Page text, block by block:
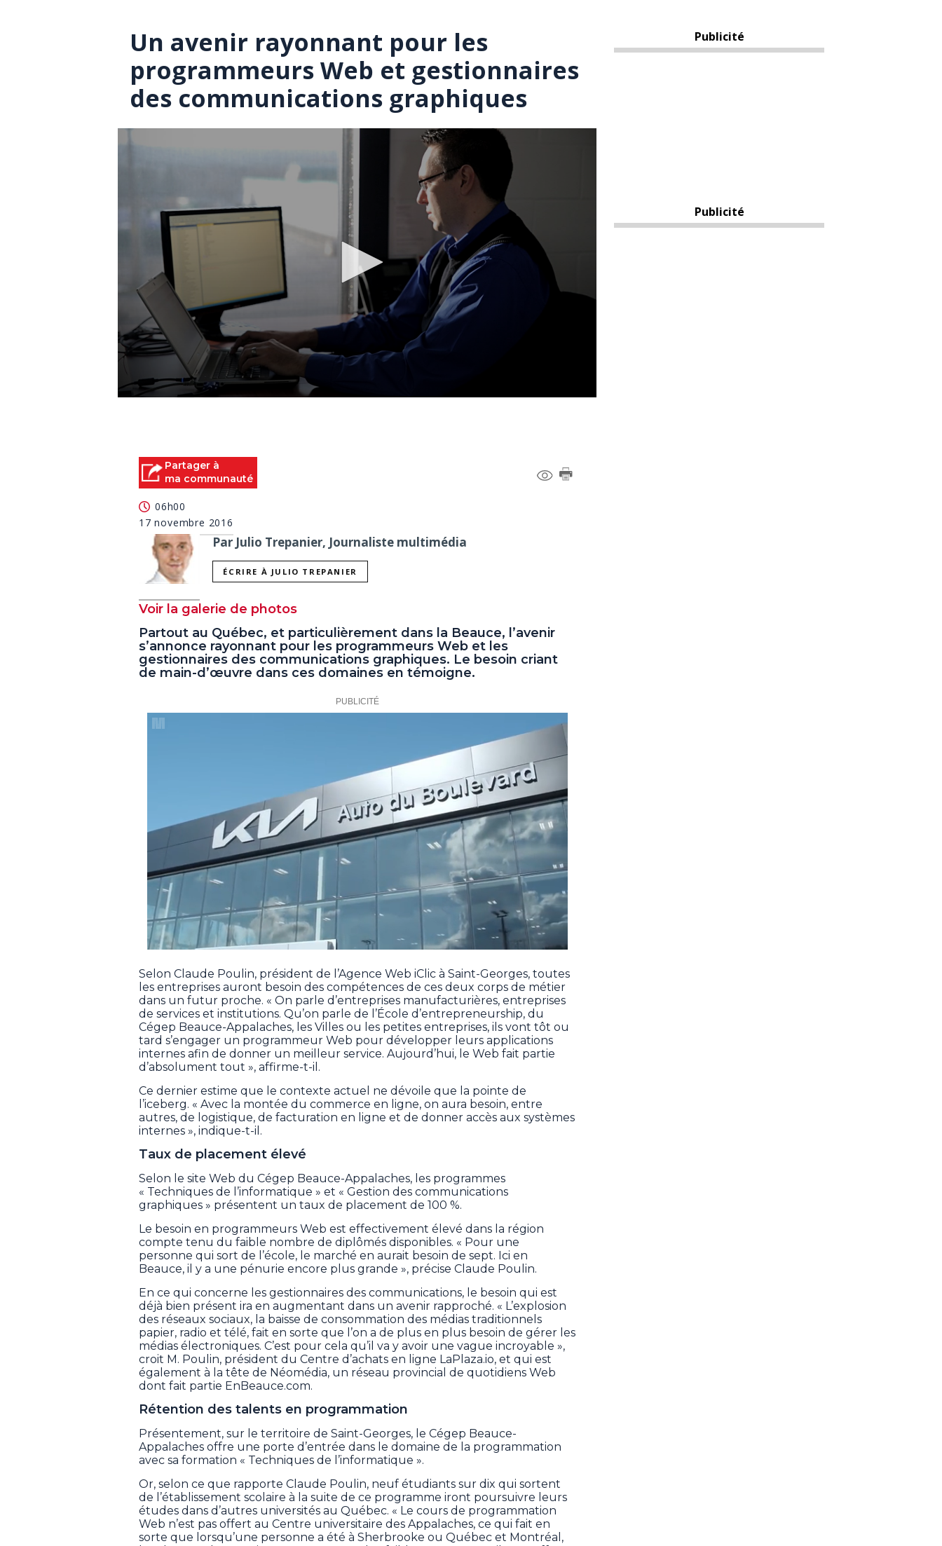
Un avenir rayonnant pour les
programmeurs Web et gestionnaires
des communications graphiques
secondsVolume
Partager à
ma communauté
06h00
17 novembre 2016
Par Julio Trepanier, Journaliste multimédia
ÉCRIRE À JULIO TREPANIER
Voir la galerie de photos
Partout au Québec, et particulièrement dans la Beauce, l’avenir
s’annonce rayonnant pour les programmeurs Web et les
gestionnaires des communications graphiques. Le besoin criant
de main-d’œuvre dans ces domaines en témoigne.
Selon Claude Poulin, président de l’Agence Web iClic à Saint-Georges, toutes
les entreprises auront besoin des compétences de ces deux corps de métier
dans un futur proche. « On parle d’entreprises manufacturières, entreprises
de services et institutions. Qu’on parle de l’École d’entrepreneurship, du
Cégep Beauce-Appalaches, les Villes ou les petites entreprises, ils vont tôt ou
tard s’engager un programmeur Web pour développer leurs applications
internes afin de donner un meilleur service. Aujourd’hui, le Web fait partie
d’absolument tout », affirme-t-il.
Ce dernier estime que le contexte actuel ne dévoile que la pointe de
l’iceberg. « Avec la montée du commerce en ligne, on aura besoin, entre
autres, de logistique, de facturation en ligne et de donner accès aux systèmes
internes », indique-t-il.
Taux de placement élevé
Selon le site Web du Cégep Beauce-Appalaches, les programmes
« Techniques de l’informatique » et « Gestion des communications
graphiques » présentent un taux de placement de 100 %.
Le besoin en programmeurs Web est effectivement élevé dans la région
compte tenu du faible nombre de diplômés disponibles. « Pour une
personne qui sort de l’école, le marché en aurait besoin de sept. Ici en
Beauce, il y a une pénurie encore plus grande », précise Claude Poulin.
En ce qui concerne les gestionnaires des communications, le besoin qui est
déjà bien présent ira en augmentant dans un avenir rapproché. « L’explosion
des réseaux sociaux, la baisse de consommation des médias traditionnels
papier, radio et télé, fait en sorte que l’on a de plus en plus besoin de gérer les
médias électroniques. C’est pour cela qu’il va y avoir une vague incroyable »,
croit M. Poulin, président du Centre d’achats en ligne LaPlaza.io, et qui est
également à la tête de Néomédia, un réseau provincial de quotidiens Web
dont fait partie EnBeauce.com.
Rétention des talents en programmation
Présentement, sur le territoire de Saint-Georges, le Cégep Beauce-
Appalaches offre une porte d’entrée dans le domaine de la programmation
avec sa formation « Techniques de l’informatique ».
Or, selon ce que rapporte Claude Poulin, neuf étudiants sur dix qui sortent
de l’établissement scolaire à la suite de ce programme iront poursuivre leurs
études dans d’autres universités au Québec. « Le cours de programmation
Web n’est pas offert au Centre universitaire des Appalaches, ce qui fait en
sorte que lorsqu’une personne a été à Sherbrooke ou Québec et Montréal,
Publicité
Publicité